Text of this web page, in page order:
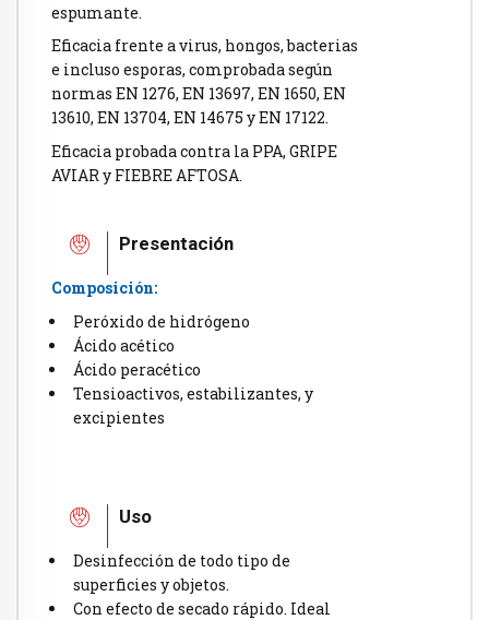
espumante.
Eficacia frente a virus, hongos, bacterias
e incluso esporas, comprobada según
normas EN 1276, EN 13697, EN 1650, EN
13610, EN 13704, EN 14675 y EN 17122.
Eficacia probada contra la PPA, GRIPE
AVIAR y FIEBRE AFTOSA.
Presentación
Composición:
Peróxido de hidrógeno
Ácido acético
Ácido peracético
Tensioactivos, estabilizantes, y
excipientes
Uso
Desinfección de todo tipo de
superficies y objetos.
Con efecto de secado rápido. Ideal